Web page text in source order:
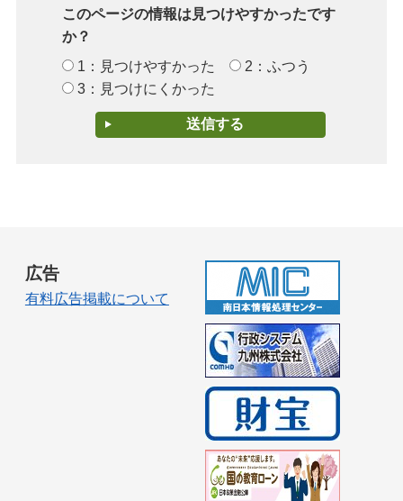
このページの情報は見つけやすかったです
か？
1：見つけやすかった
2：ふつう
3：見つけにくかった
広告
有料広告掲載について